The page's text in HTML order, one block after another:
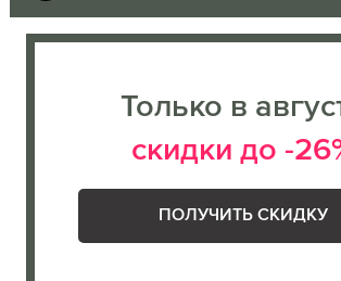
Только в
скидки до -
ПОЛУЧИТЬ СКИДКУ